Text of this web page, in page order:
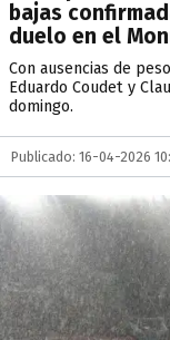
bajas
duelo en el
Con ausencias de
Eduardo Coudet y
domingo.
Publicado: 16-04-2026